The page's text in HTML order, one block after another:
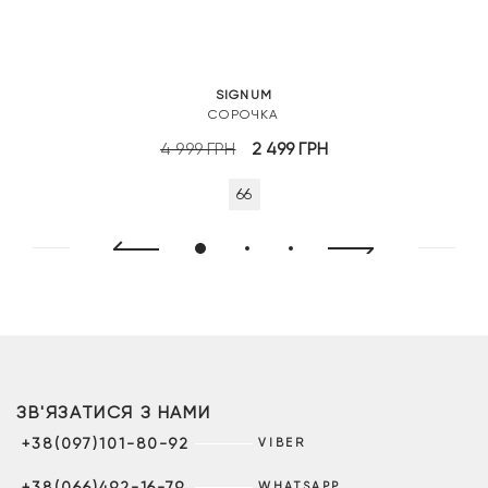
SIGNUM
СОРОЧКА
4 999ГРН
Оригінальна
4
2 499ГРН
66
ЗВ'ЯЗАТИСЯ З НАМИ
+38(097)101-80-92 VIBER